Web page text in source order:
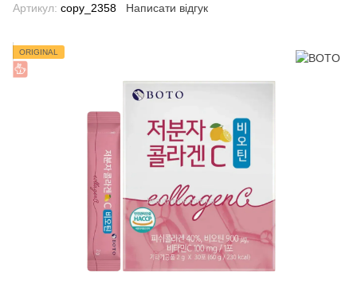
Артикул: copy_2358 Написати відгук
ORIGINAL